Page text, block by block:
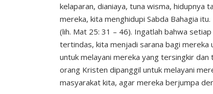
kelaparan, dianiaya, tuna wisma, hidupnya
mereka, kita menghidupi Sabda Bahagia
(lih. Mat 25: 31 – 46). Ingatlah bahwa
tertindas, kita menjadi sarana bagi mereka
untuk melayani mereka yang tersingkir
orang Kristen dipanggil untuk melayani
masyarakat kita, agar mereka berjumpa